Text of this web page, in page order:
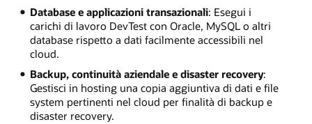
Database e applicazioni transazionali: Esegui i
carichi di lavoro DevTest con Oracle, MySQL o altri
database rispetto a dati facilmente accessibili nel
cloud.
Backup, continuità aziendale e disaster recovery:
Gestisci in hosting una copia aggiuntiva di dati e file
system pertinenti nel cloud per finalità di backup e
disaster recovery.